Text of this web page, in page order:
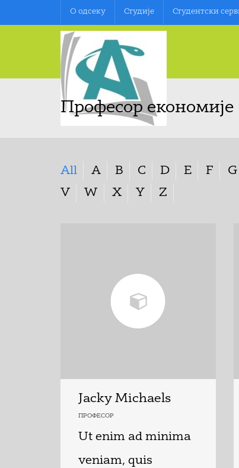
О oдсеку Студије Студентски
Професор економије
All A B C D E F G
V
W X Y Z
Jacky Michaels
ПРОФЕСОР
Ut enim ad minima
veniam, quis